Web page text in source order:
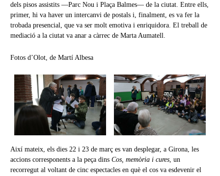
dels pisos assistits —Parc Nou i Plaça Balmes— de la ciutat. Entre ells,
primer, hi va haver un intercanvi de postals i, finalment, es va fer la
trobada presencial, que va ser molt emotiva i enriquidora. El treball de
mediació a la ciutat va anar a càrrec de Marta Aumatell.
Fotos d’Olot, de Martí Albesa
Així mateix, els dies 22 i 23 de març es van desplegar, a Girona, les
accions corresponents a la peça dins Cos, memòria i cures, un
recorregut al voltant de cinc espectacles en què el cos va esdevenir el